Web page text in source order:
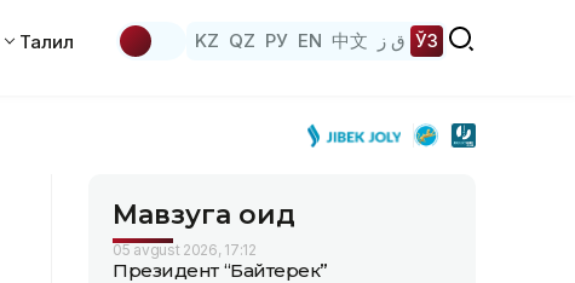
Таҳлил KZ QZ РУ EN 中文 ق ز ЎЗ
Мавзуга оид
05 avgust 2026, 17:12
Президент “Байтерек”